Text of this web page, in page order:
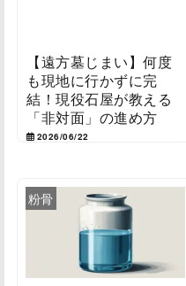
【遠方墓じまい】何度
も現地に行かずに完
結！現役石屋が教える
「非対面」の進め方
2026/06/22
粉骨